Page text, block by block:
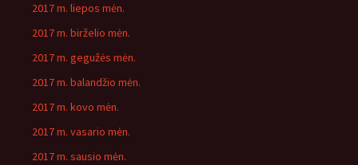
2017 m. liepos mėn.
2017 m. birželio mėn.
2017 m. gegužės mėn.
2017 m. balandžio mėn.
2017 m. kovo mėn.
2017 m. vasario mėn.
2017 m. sausio mėn.